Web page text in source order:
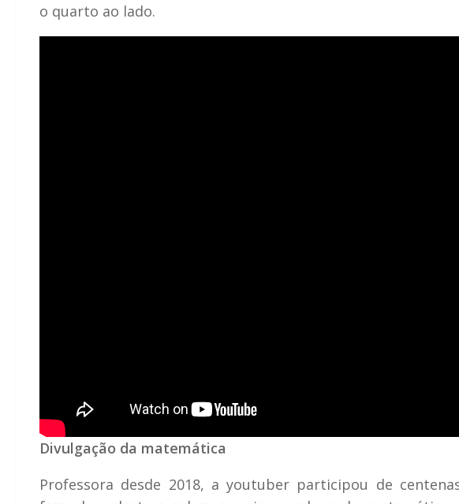
o quarto ao lado.
Divulgação da matemática
Professora desde 2018, a youtuber participou de